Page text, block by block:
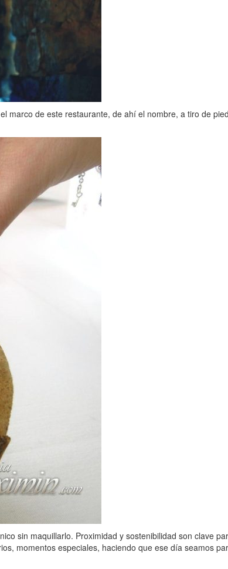
marco de este restaurante, de ahí el nombre, a tiro de
sin maquillarlo. Proximidad y sostenibilidad son clave
momentos especiales, haciendo que ese día seamos